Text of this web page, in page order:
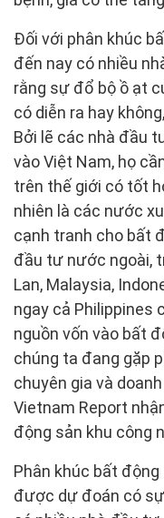
Đối với phân khúc
đến nay có nhiều
rằng sự đổ bộ ồ ạt
có diễn ra hay
Bởi lẽ các nhà đầu
vào Việt Nam, họ
trên thế giới có tốt
nhiên là các nước
cạnh tranh cho bất
đầu tư nước ngoài,
Lan, Malaysia,
ngay cả Philippines
nguồn vốn vào bất
chúng ta đang gặp
chuyên gia và
Vietnam Report
động sản khu công
Phân khúc bất
được dự đoán có